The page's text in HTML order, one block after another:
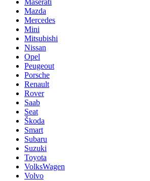
Maserati
Mazda
Mercedes
Mini
Mitsubishi
Nissan
Opel
Peugeout
Porsche
Renault
Rover
Saab
Seat
Škoda
Smart
Subaru
Suzuki
Toyota
VolksWagen
Volvo